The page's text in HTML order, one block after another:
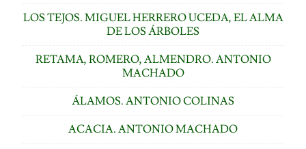
LOS TEJOS. MIGUEL HERRERO UCEDA, EL ALMA
DE LOS ÁRBOLES
RETAMA, ROMERO, ALMENDRO. ANTONIO
MACHADO
ÁLAMOS. ANTONIO COLINAS
ACACIA. ANTONIO MACHADO